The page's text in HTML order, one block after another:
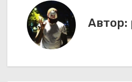
а
Автор: